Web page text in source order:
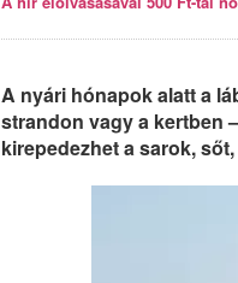
A nyári hónapok alatt a
strandon vagy a kertben
kirepedezhet a sarok,